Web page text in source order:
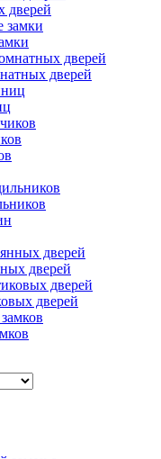
дверей
дверей
дверей
дверей